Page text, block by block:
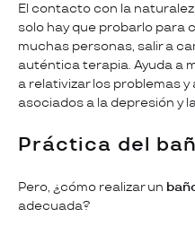
El contacto con la
solo hay que probarlo para
muchas personas, salir a
auténtica terapia. Ayuda a
a relativizar los problemas
asociados a la depresión y
Práctica del
Pero, ¿cómo realizar un
adecuada?